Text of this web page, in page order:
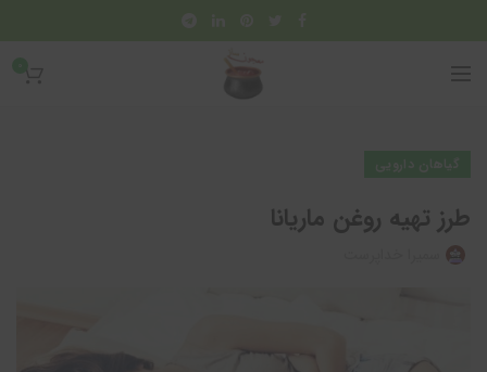
طرز تهیه روغن ماریانا